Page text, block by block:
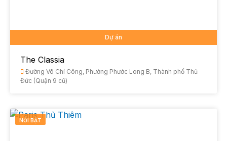
Dự án
The Classia
Đường Võ Chí Công, Phường Phước Long B, Thành phố Thủ
Đức (Quận 9 cũ)
NỔI BẬT